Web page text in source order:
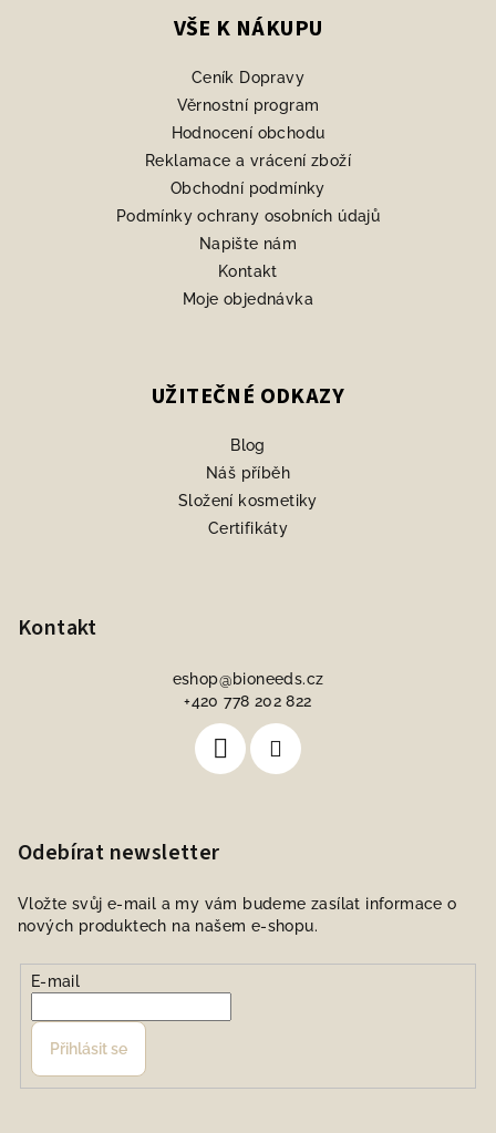
VŠE K NÁKUPU
Ceník Dopravy
Věrnostní program
Hodnocení obchodu
Reklamace a vrácení zboží
Obchodní podmínky
Podmínky ochrany osobních údajů
Napište nám
Kontakt
Moje objednávka
UŽITEČNÉ ODKAZY
Blog
Náš příběh
Složení kosmetiky
Certifikáty
Kontakt
eshop@bioneeds.cz
+420 778 202 822
Odebírat newsletter
Vložte svůj e-mail a my vám budeme zasílat informace o
nových produktech na našem e-shopu.
E-mail
Přihlásit se